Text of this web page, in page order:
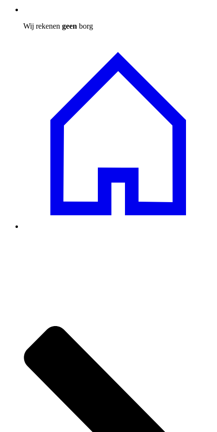
Wij rekenen geen borg